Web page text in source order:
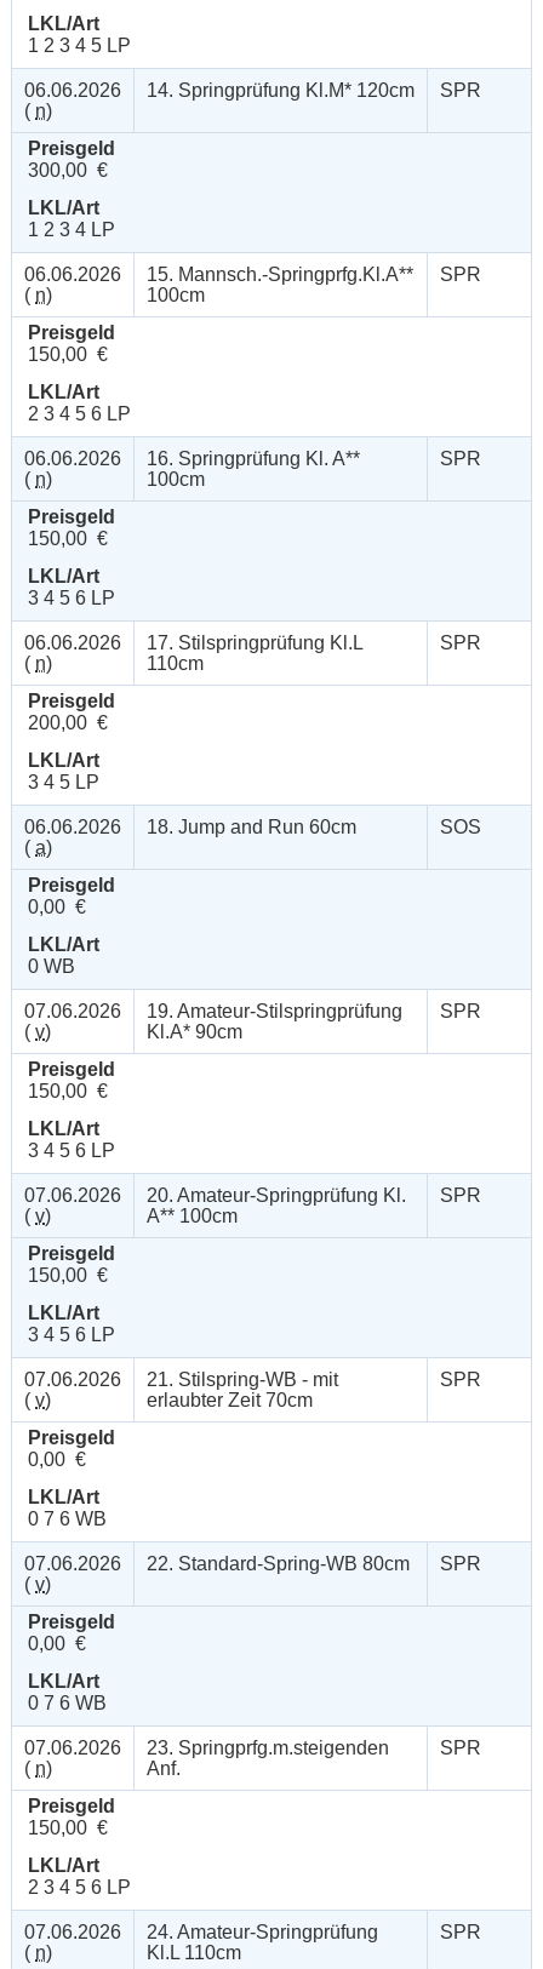
LKL/Art
1 2 3 4 5 LP
06.06.2026
( n)
14. Springprüfung Kl.M* 120cm SPR
Preisgeld
300,00 €
LKL/Art
1 2 3 4 LP
06.06.2026
( n)
15. Mannsch.-Springprfg.Kl.A**
100cm
SPR
Preisgeld
150,00 €
LKL/Art
2 3 4 5 6 LP
06.06.2026
( n)
16. Springprüfung Kl. A**
100cm
SPR
Preisgeld
150,00 €
LKL/Art
3 4 5 6 LP
06.06.2026
( n)
17. Stilspringprüfung Kl.L
110cm
SPR
Preisgeld
200,00 €
LKL/Art
3 4 5 LP
06.06.2026
( a)
18. Jump and Run 60cm SOS
Preisgeld
0,00 €
LKL/Art
0 WB
07.06.2026
( v)
19. Amateur-Stilspringprüfung
Kl.A* 90cm
SPR
Preisgeld
150,00 €
LKL/Art
3 4 5 6 LP
07.06.2026
( v)
20. Amateur-Springprüfung Kl.
A** 100cm
SPR
Preisgeld
150,00 €
LKL/Art
3 4 5 6 LP
07.06.2026
( v)
21. Stilspring-WB - mit
erlaubter Zeit 70cm
SPR
Preisgeld
0,00 €
LKL/Art
0 7 6 WB
07.06.2026
( v)
22. Standard-Spring-WB 80cm SPR
Preisgeld
0,00 €
LKL/Art
0 7 6 WB
07.06.2026
( n)
23. Springprfg.m.steigenden
Anf.
SPR
Preisgeld
150,00 €
LKL/Art
2 3 4 5 6 LP
07.06.2026
( n)
24. Amateur-Springprüfung
Kl.L 110cm
SPR